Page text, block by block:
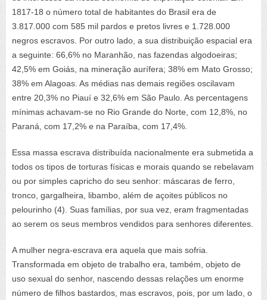
1817-18 o número total de habitantes do Brasil era de
3.817.000 com 585 mil pardos e pretos livres e 1.728.000
negros escravos. Por outro lado, a sua distribuição espacial era
a seguinte: 66,6% no Maranhão, nas fazendas algodoeiras;
42,5% em Goiás, na mineração aurífera; 38% em Mato Grosso;
38% em Alagoas. As médias nas demais regiões oscilavam
entre 20,3% no Piauí e 32,6% em São Paulo. As percentagens
mínimas achavam-se no Rio Grande do Norte, com 12,8%, no
Paraná, com 17,2% e na Paraíba, com 17,4%.
Essa massa escrava distribuída nacionalmente era submetida a
todos os tipos de torturas físicas e morais quando se rebelavam
ou por simples capricho do seu senhor: máscaras de ferro,
tronco, gargalheira, libambo, além de açoites públicos no
pelourinho (4). Suas famílias, por sua vez, eram fragmentadas
ao serem os seus membros vendidos para senhores diferentes.
A mulher negra-escrava era aquela que mais sofria.
Transformada em objeto de trabalho era, também, objeto de
uso sexual do senhor, nascendo dessas relações um enorme
número de filhos bastardos, mas escravos, pois, por um lado, o